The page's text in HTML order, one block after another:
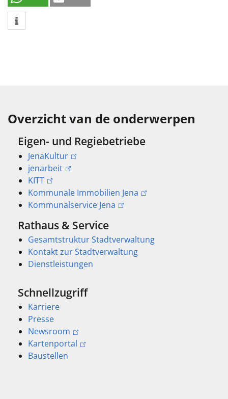
Overzicht van de onderwerpen
Eigen- und Regiebetriebe
JenaKultur
jenarbeit
KITT
Kommunale Immobilien Jena
Kommunalservice Jena
Rathaus & Service
Gesamtstruktur Stadtverwaltung
Kontakt zur Stadtverwaltung
Dienstleistungen
Schnellzugriff
Karriere
Presse
Newsroom
Kartenportal
Baustellen